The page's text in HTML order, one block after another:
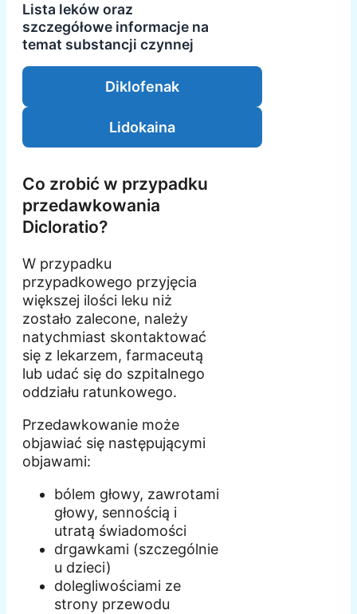
Lista leków oraz
szczegółowe informacje na
temat substancji czynnej
Diklofenak
Lidokaina
Co zrobić w przypadku
przedawkowania
Dicloratio?
W przypadku
przypadkowego przyjęcia
większej ilości leku niż
zostało zalecone, należy
natychmiast skontaktować
się z lekarzem, farmaceutą
lub udać się do szpitalnego
oddziału ratunkowego.
Przedawkowanie może
objawiać się następującymi
objawami:
bólem głowy, zawrotami
głowy, sennością i
utratą świadomości
drgawkami (szczególnie
u dzieci)
dolegliwościami ze
strony przewodu